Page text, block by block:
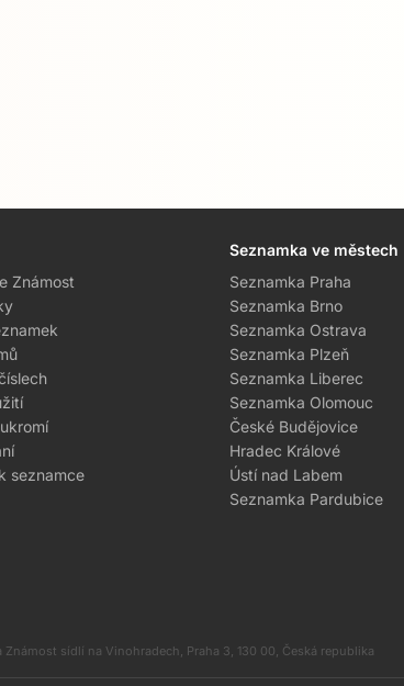
Známost
seznamce
Seznamka ve městech
Seznamka Praha
Seznamka Brno
Seznamka Ostrava
Seznamka Plzeň
Seznamka Liberec
Seznamka Olomouc
České Budějovice
Hradec Králové
Ústí nad Labem
Seznamka Pardubice
Známost sídlí na Vinohradech, Praha 3, 130 00, Česká republika